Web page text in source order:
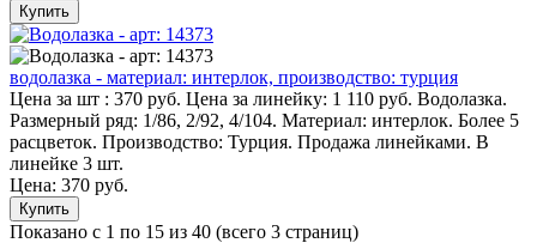
Купить
водолазка - материал: интерлок, производство: турция
Цена за шт : 370 руб. Цена за линейку: 1 110 руб. Водолазка.
Размерный ряд: 1/86, 2/92, 4/104. Материал: интерлок. Более 5
расцветок. Производство: Турция. Продажа линейками. В
линейке 3 шт.
Цена: 370 руб.
Купить
Показано с 1 по 15 из 40 (всего 3 страниц)